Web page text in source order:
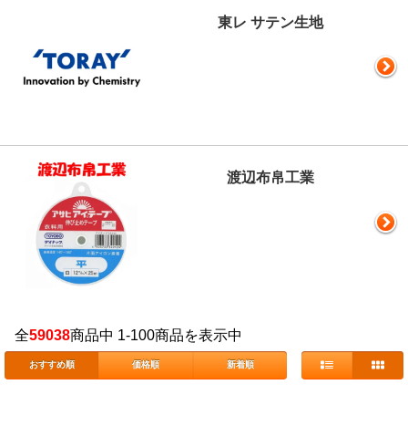
東レ サテン生地
渡辺布帛工業
全59038商品中 1-100商品を表示中
おすすめ順 価格順 新着順